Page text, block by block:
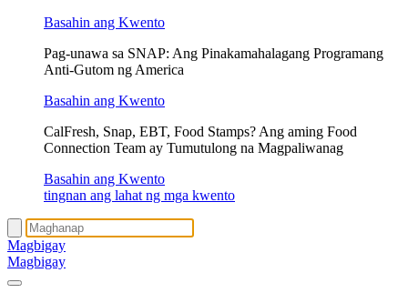
Basahin ang Kwento
Pag-unawa sa SNAP: Ang Pinakamahalagang Programang
Anti-Gutom ng America
Basahin ang Kwento
CalFresh, Snap, EBT, Food Stamps? Ang aming Food
Connection Team ay Tumutulong na Magpaliwanag
Basahin ang Kwento
tingnan ang lahat ng mga kwento
Magbigay
Magbigay